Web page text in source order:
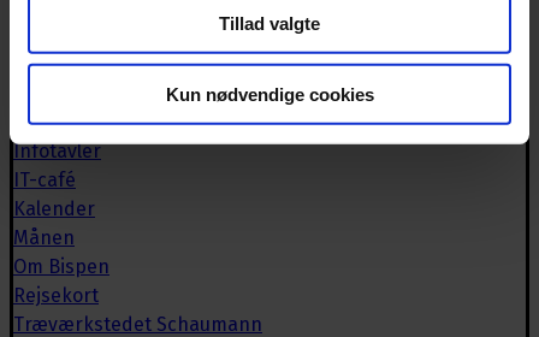
Tillad valgte
Kun nødvendige cookies
Deutsche Bücherei
Håndværkeriet
Infotavler
IT-café
Kalender
Månen
Om Bispen
Rejsekort
Træværkstedet Schaumann